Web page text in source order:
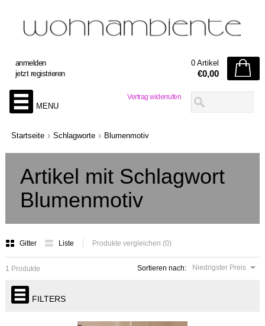
Vertrag widerrufen
anmelden
jetzt registrieren
0 Artikel
€0,00
MENU
Startseite Schlagworte Blumenmotiv
Artikel mit Schlagwort
Blumenmotiv
Gitter Liste Produkte vergleichen (0)
Sortieren nach: Niedrigster Preis
1 Produkte
FILTERS